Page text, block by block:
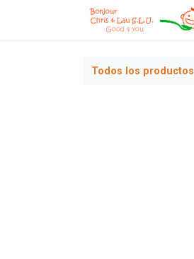
Todos los productos